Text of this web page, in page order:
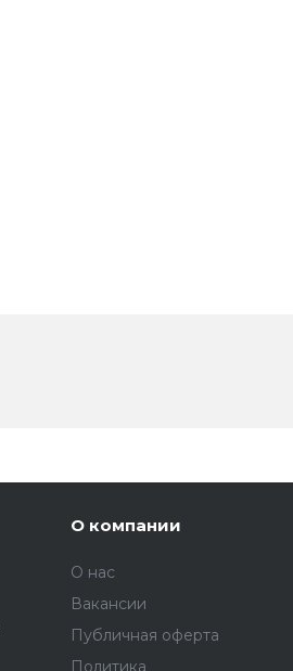
О компании
О нас
Вакансии
Публичная оферта
Политика